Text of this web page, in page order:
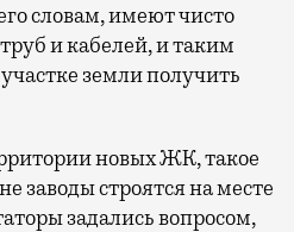
словам, имеют чисто
и кабелей, и таким
земли получить
новых ЖК, такое
заводы строятся на месте
задались вопросом,